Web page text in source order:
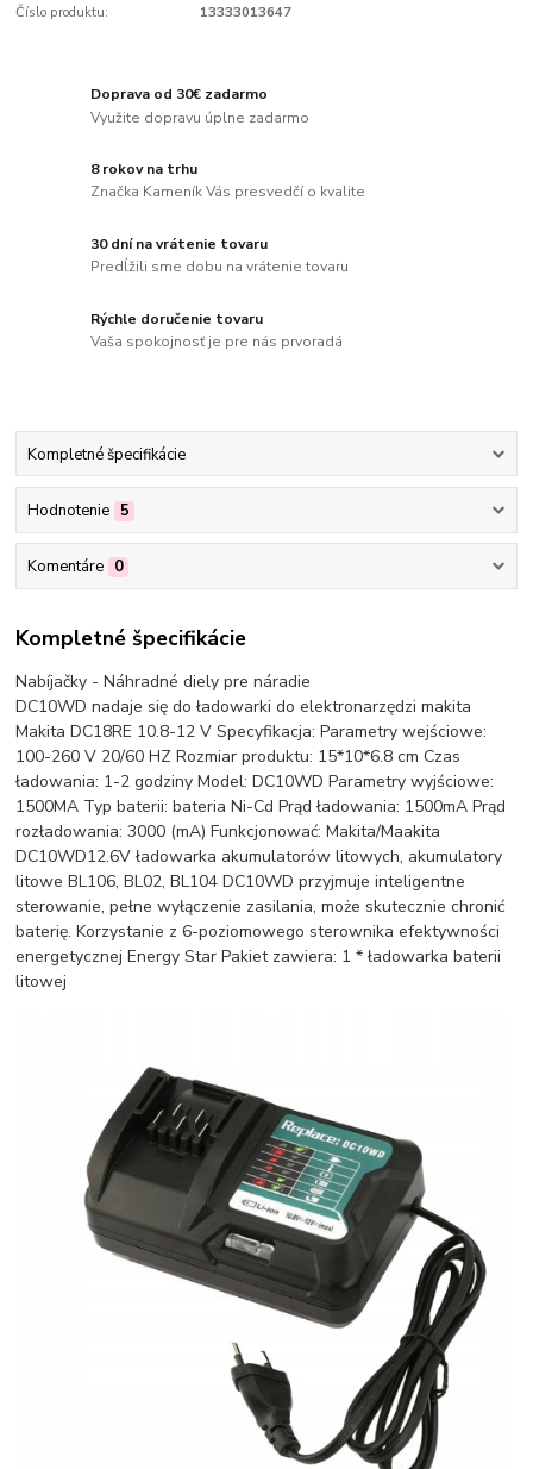
Číslo produktu: 13333013647
Doprava od 30€ zadarmo
Využite dopravu úplne zadarmo
8 rokov na trhu
Značka Kameník Vás presvedčí o kvalite
30 dní na vrátenie tovaru
Predĺžili sme dobu na vrátenie tovaru
Rýchle doručenie tovaru
Vaša spokojnosť je pre nás prvoradá
Kompletné špecifikácie
Hodnotenie 5
Komentáre 0
Kompletné špecifikácie
Nabíjačky - Náhradné diely pre náradie
DC10WD nadaje się do ładowarki do elektronarzędzi makita
Makita DC18RE 10.8-12 V Specyfikacja: Parametry wejściowe:
100-260 V 20/60 HZ Rozmiar produktu: 15*10*6.8 cm Czas
ładowania: 1-2 godziny Model: DC10WD Parametry wyjściowe:
1500MA Typ baterii: bateria Ni-Cd Prąd ładowania: 1500mA Prąd
rozładowania: 3000 (mA) Funkcjonować: Makita/Maakita
DC10WD12.6V ładowarka akumulatorów litowych, akumulatory
litowe BL106, BL02, BL104 DC10WD przyjmuje inteligentne
sterowanie, pełne wyłączenie zasilania, może skutecznie chronić
baterię. Korzystanie z 6-poziomowego sterownika efektywności
energetycznej Energy Star Pakiet zawiera: 1 * ładowarka baterii
litowej